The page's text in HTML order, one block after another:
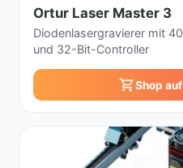
Ortur Laser Master 3
Diodenlasergravierer mit
und 32-Bit-Controller
Shop